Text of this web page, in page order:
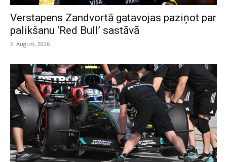
Verstapens Zandvortā gatavojas paziņot par
palikšanu ‘Red Bull’ sastāvā
6. August, 2026